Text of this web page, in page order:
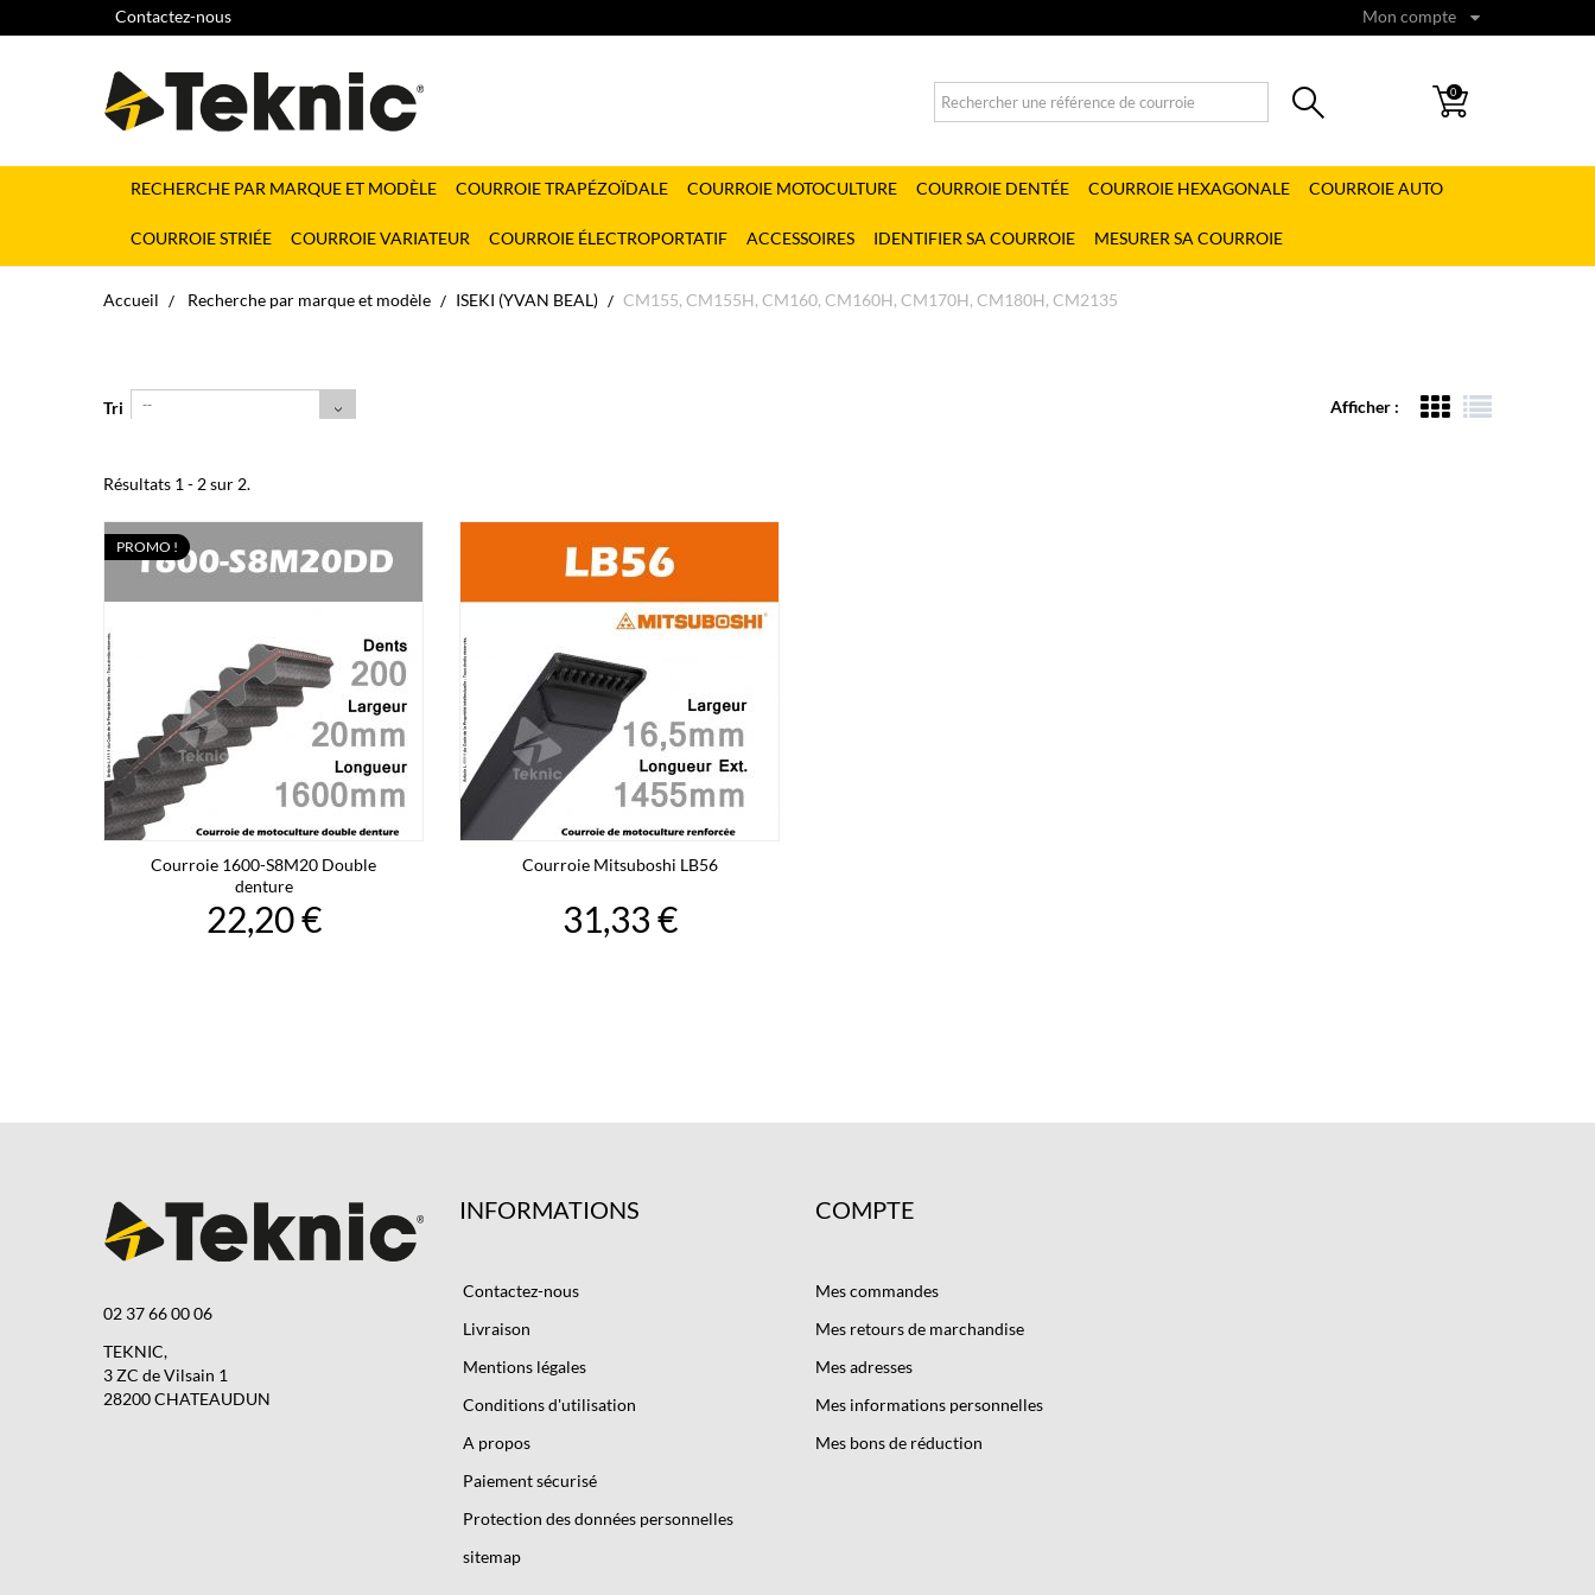
Mon compte
Contactez-nous
0
RECHERCHE PAR MARQUE ET MODÈLE COURROIE TRAPÉZOÏDALE COURROIE MOTOCULTURE COURROIE DENTÉE COURROIE HEXAGONALE COURROIE AUTO
COURROIE STRIÉE COURROIE VARIATEUR COURROIE ÉLECTROPORTATIF ACCESSOIRES IDENTIFIER SA COURROIE MESURER SA COURROIE
Accueil Recherche par marque et modèle ISEKI (YVAN BEAL) CM155, CM155H, CM160, CM160H, CM170H, CM180H, CM2135
Afficher :
Tri --
Résultats 1 - 2 sur 2.
PROMO !
Courroie 1600-S8M20 Double
denture
22,20 €
Courroie Mitsuboshi LB56
31,33 €
02 37 66 00 06
TEKNIC,
3 ZC de Vilsain 1
28200 CHATEAUDUN
INFORMATIONS
Contactez-nous
Livraison
Mentions légales
Conditions d'utilisation
A propos
Paiement sécurisé
Protection des données personnelles
sitemap
COMPTE
Mes commandes
Mes retours de marchandise
Mes adresses
Mes informations personnelles
Mes bons de réduction